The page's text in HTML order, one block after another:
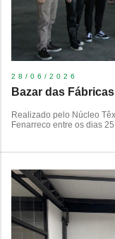
28/06/2026
Bazar das
Realizado pelo Núcleo
Fenarreco entre os dias